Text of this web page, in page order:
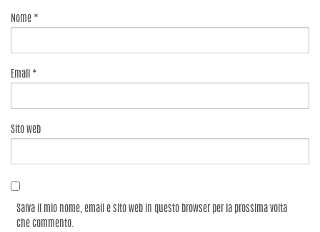
Nome *
Email *
Sito web
Salva il mio nome, email e sito web in questo browser per la prossima volta
che commento.